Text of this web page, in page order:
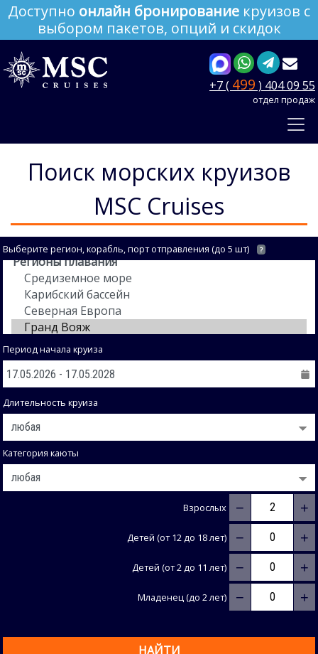
Доступно онлайн бронирование круизов с
выбором пакетов, опций и скидок
+7 ( 499 ) 404 09 55
отдел продаж
Поиск морских круизов
MSC Cruises
Выберите регион, корабль, порт отправления (до 5 шт) ?
Период начала круиза
Длительность круиза
Категория каюты
Взрослых − +
Детей (от 12 до 18 лет) − +
Детей (от 2 до 11 лет) − +
Младенец (до 2 лет) − +
НАЙТИ